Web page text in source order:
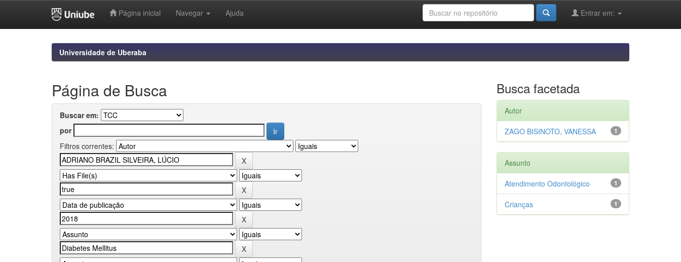
Página inicial Navegar Ajuda Entrar em:
Universidade de Uberaba
Página de Busca
Buscar em:
por
Filtros correntes:
Busca facetada
Autor
1
ZAGO BISINOTO, VANESSA
Assunto
1
Atendimento Odontológico
1
Crianças